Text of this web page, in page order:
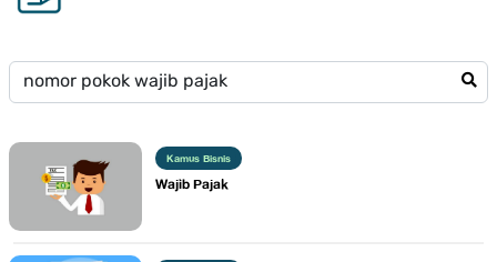
Kamus Bisnis
Wajib Pajak